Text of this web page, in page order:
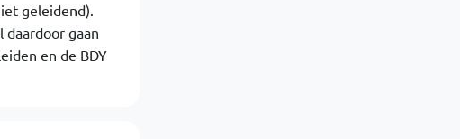
geleidend).
daardoor gaan
en de BDY